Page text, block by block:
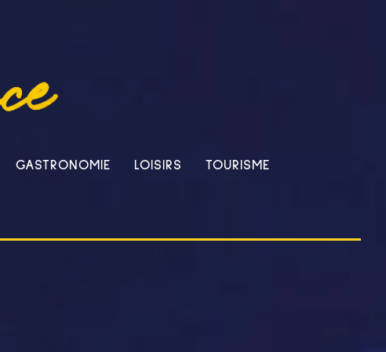
GASTRONOMIE LOISIRS TOURISME